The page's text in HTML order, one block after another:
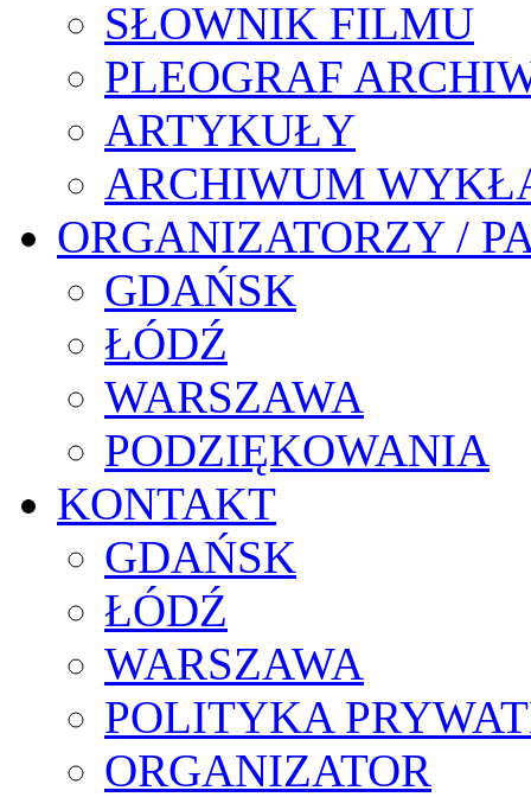
SŁOWNIK FILMU
PLEOGRAF
ARTYKUŁY
ARCHIWUM
ORGANIZATORZY /
GDAŃSK
ŁÓDŹ
WARSZAWA
PODZIĘKOWANIA
KONTAKT
GDAŃSK
ŁÓDŹ
WARSZAWA
POLITYKA
ORGANIZATOR